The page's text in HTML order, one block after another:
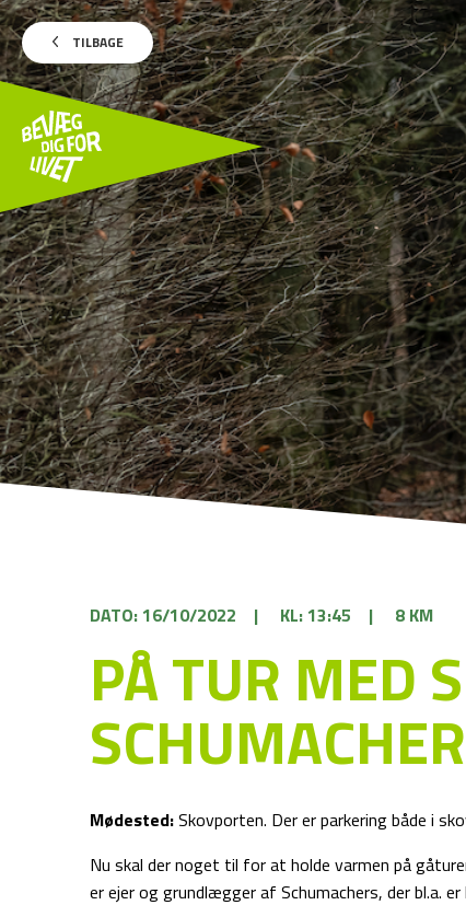
TILBAGE
DATO: 16/10/2022 | KL: 13:45 | 8 KM
PÅ TUR MED
Mødested:Skovporten. Der er parkering både i
Nu skal der noget til for at holde varmen på
er ejer og grundlægger af Schumachers, der bl.a.